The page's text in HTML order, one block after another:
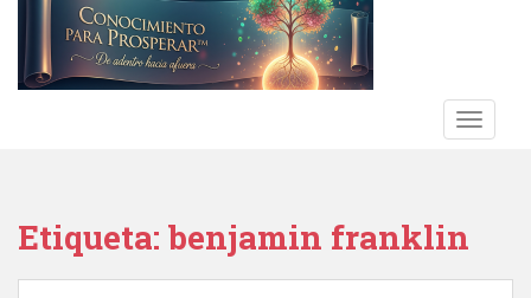
Etiqueta: benjamin franklin